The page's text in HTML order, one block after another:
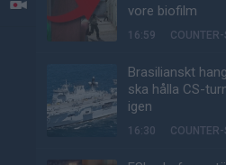
LIVESÄNDNINGARvore biofilm
16:59 COUNTER-
Brasilianskt
ska hålla CS-
igen
16:30 COUNTER-